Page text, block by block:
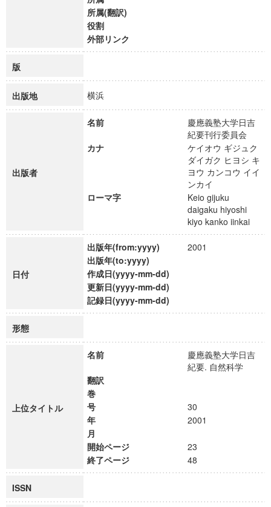
所属(翻訳)
役割
外部リンク
版
出版地 横浜
出版者
名前
慶應義塾大学日吉
紀要刊行委員会
カナ
ケイオウ ギジュク
ダイガク ヒヨシ キ
ヨウ カンコウ イイ
ンカイ
ローマ字
Keio gijuku
daigaku hiyoshi
kiyo kanko iinkai
日付
出版年(from:yyyy)
2001
出版年(to:yyyy)
作成日(yyyy-mm-dd)
更新日(yyyy-mm-dd)
記録日(yyyy-mm-dd)
形態
上位タイトル
名前
慶應義塾大学日吉
紀要. 自然科学
翻訳
巻
号
30
年
2001
月
開始ページ
23
終了ページ
48
ISSN